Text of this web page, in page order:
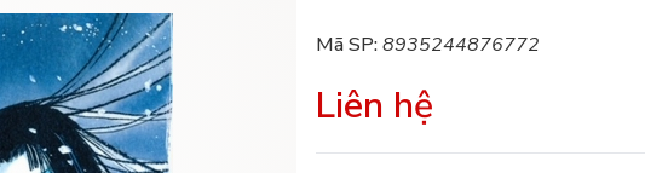
Mã SP:8935244876772
Liên hệ